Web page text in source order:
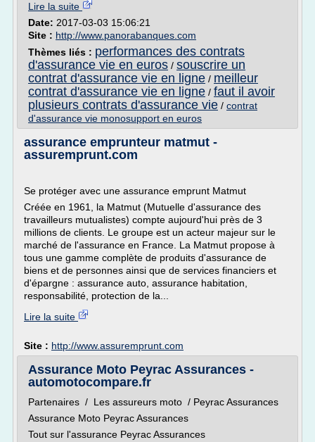
Lire la suite
Date: 2017-03-03 15:06:21
Site : http://www.panorabanques.com
Thèmes liés : performances des contrats
d'assurance vie en euros / souscrire un
contrat d'assurance vie en ligne / meilleur
contrat d'assurance vie en ligne / faut il avoir
plusieurs contrats d'assurance vie / contrat
d'assurance vie monosupport en euros
assurance emprunteur matmut -
assuremprunt.com
Se protéger avec une assurance emprunt Matmut
Créée en 1961, la Matmut (Mutuelle d'assurance des
travailleurs mutualistes) compte aujourd'hui près de 3
millions de clients. Le groupe est un acteur majeur sur le
marché de l'assurance en France. La Matmut propose à
tous une gamme complète de produits d'assurance de
biens et de personnes ainsi que de services financiers et
d'épargne : assurance auto, assurance habitation,
responsabilité, protection de la...
Lire la suite
Site : http://www.assuremprunt.com
Assurance Moto Peyrac Assurances -
automotocompare.fr
Partenaires / Les assureurs moto / Peyrac Assurances
Assurance Moto Peyrac Assurances
Tout sur l'assurance Peyrac Assurances